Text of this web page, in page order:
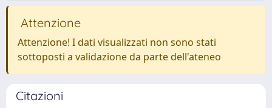
Attenzione
Attenzione! I dati visualizzati non sono stati
sottoposti a validazione da parte dell'ateneo
Citazioni